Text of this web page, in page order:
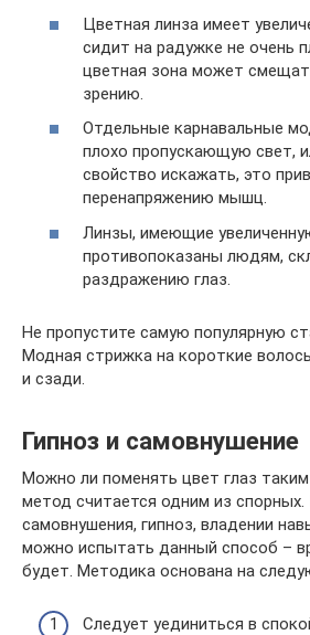
Цветная линза имеет
сидит на радужке не очень
цветная зона может
зрению.
Отдельные карнавальные
плохо пропускающую свет,
свойство искажать, это
перенапряжению мышц.
Линзы, имеющие
противопоказаны людям,
раздражению глаз.
Не пропустите самую популярную
Модная стрижка на короткие
и сзади.
Гипноз и самовнушение
Можно ли поменять цвет глаз
метод считается одним из спорных.
самовнушения, гипноз, владении
можно испытать данный способ –
будет. Методика основана на
Следует уединиться в